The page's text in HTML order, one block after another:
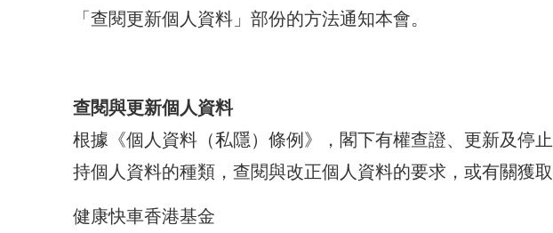
「查閱更新個人資料」部份的方法通知本會。
查閱與更新個人資料
根據《個人資料（私隱）條例》，閣下有權查證、更新及停
持個人資料的種類，查閱與改正個人資料的要求，或有關獲
健康快車香港基金